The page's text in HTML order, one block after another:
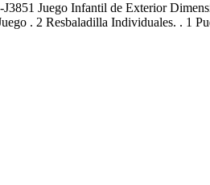
Juego Infantil de Exterior
. 2 Resbaladilla Individuales. . 1